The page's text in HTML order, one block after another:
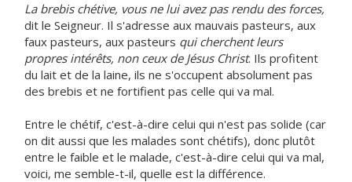
La brebis chétive, vous ne lui avez pas rendu des forces,
dit le Seigneur. Il s'adresse aux mauvais pasteurs, aux
faux pasteurs, aux pasteurs qui cherchent leurs
propres intérêts, non ceux de Jésus Christ. Ils profitent
du lait et de la laine, ils ne s'occupent absolument pas
des brebis et ne fortifient pas celle qui va mal.
Entre le chétif, c'est-à-dire celui qui n'est pas solide (car
on dit aussi que les malades sont chétifs), donc plutôt
entre le faible et le malade, c'est-à-dire celui qui va mal,
voici, me semble-t-il, quelle est la différence.